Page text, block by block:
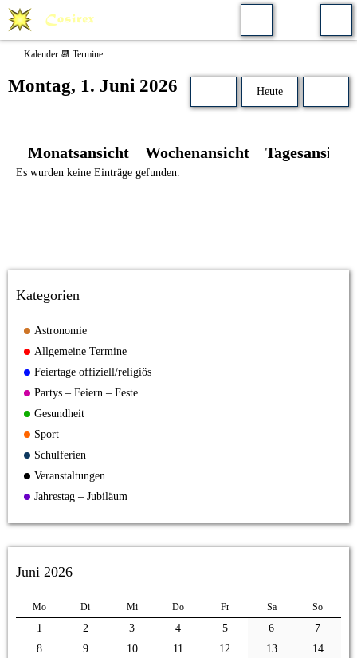
Kalender 📆 Termine
Montag, 1. Juni 2026 Heute
Monatsansicht Wochenansicht Tagesansicht
Es wurden keine Einträge gefunden.
Kategorien
Astronomie
Allgemeine Termine
Feiertage offiziell/religiös
Partys – Feiern – Feste
Gesundheit
Sport
Schulferien
Veranstaltungen
Jahrestag – Jubiläum
Juni 2026
Mo Di Mi Do Fr Sa So
1 2 3 4 5 6
7
8
9 10 11 12 13
14